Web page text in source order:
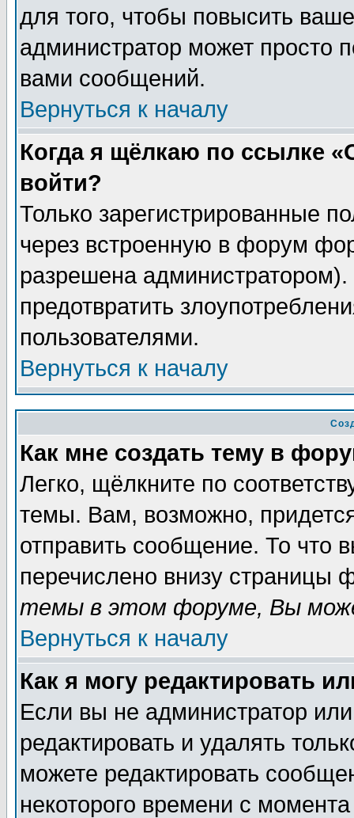
для того, чтобы повысить
администратор может просто
вами сообщений.
Вернуться к началу
Когда я щёлкаю по ссылке
войти?
Только зарегистрированные
через встроенную в форум
разрешена
предотвратить
пользователями.
Вернуться к началу
Как мне создать тему в
Легко, щёлкните по
темы. Вам, возможно,
отправить сообщение. То что
перечислено внизу страницы
темы в этом форуме, Вы
Вернуться к началу
Как я могу редактировать
Если вы не администратор
редактировать и удалять
можете редактировать
некоторого времени с